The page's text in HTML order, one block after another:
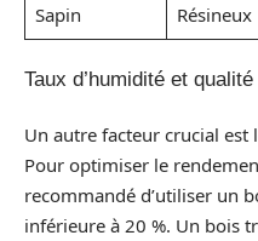
Sapin
Résineux
Taux d’humidité et
Un autre facteur crucial est
Pour optimiser le
recommandé d’utiliser un
inférieure à 20 %. Un bois